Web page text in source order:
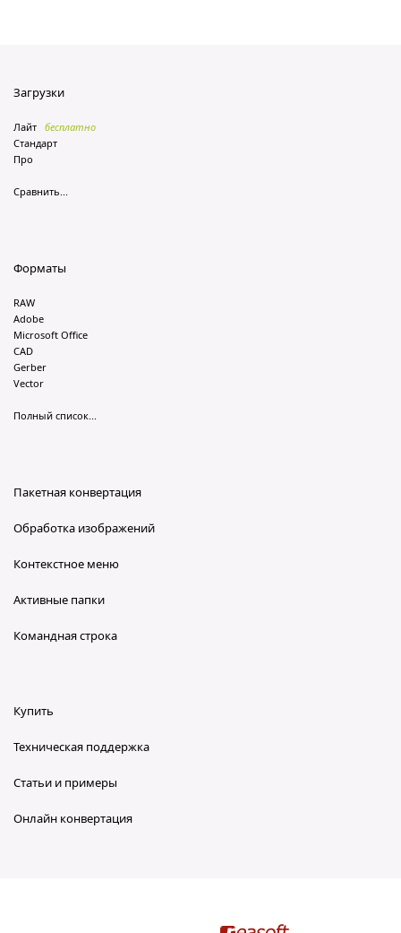
Загрузки
Лайт бесплатно
Стандарт
Про
Сравнить...
Форматы
RAW
Adobe
Microsoft Office
CAD
Gerber
Vector
Полный список...
Пакетная конвертация
Обработка изображений
Контекстное меню
Активные папки
Командная строка
Купить
Техническая поддержка
Статьи и примеры
Онлайн конвертация